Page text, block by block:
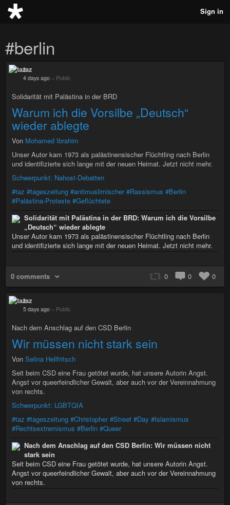
Sign in
#berlin
taz
4 days ago – Public
Solidarität mit Palästina in der BRD
Warum ich die Vorsilbe „Deutsch“
wieder ablegte
Von Mohamed Ibrahim
Unser Autor kam 1973 als palästinensischer Flüchtling nach Berlin
und identifizierte sich lange mit der neuen Heimat. Jetzt nicht mehr.
Schwerpunkt: Nahost-Debatten
#taz #tageszeitung #antimuslimischer #Rassismus #Berlin
#Palästina-Proteste #Geflüchtete
Solidarität mit Palästina in der BRD: Warum ich die Vorsilbe
„Deutsch“ wieder ablegte
Unser Autor kam 1973 als palästinensischer Flüchtling nach Berlin
und identifizierte sich lange mit der neuen Heimat. Jetzt nicht mehr.
0 comments 0 0 0
taz
5 days ago – Public
Nach dem Anschlag auf den CSD Berlin
Wir müssen nicht stark sein
Von Selina Hellfritsch
Seit beim CSD eine Frau getötet wurde, hat unsere Autorin Angst.
Angst vor queerfeindlicher Gewalt, aber auch vor der Vereinnahmung
von rechts.
Schwerpunkt: LGBTQIA
#taz #tageszeitung #Christopher #Street #Day #Islamismus
#Rechtsextremismus #Berlin #Queer
Nach dem Anschlag auf den CSD Berlin: Wir müssen nicht
stark sein
Seit beim CSD eine Frau getötet wurde, hat unsere Autorin Angst.
Angst vor queerfeindlicher Gewalt, aber auch vor der Vereinnahmung
von rechts.